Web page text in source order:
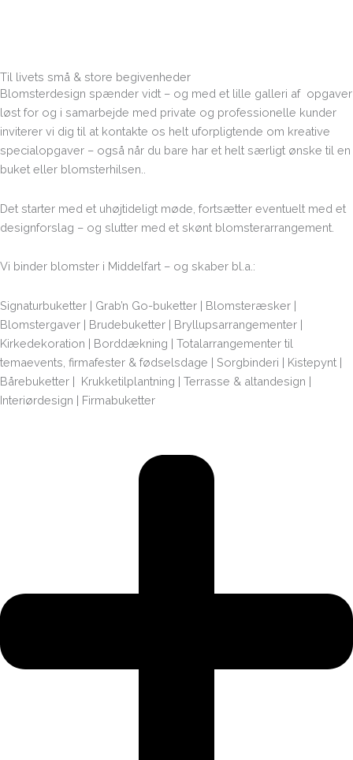
Til livets små & store begivenheder
Blomsterdesign spænder vidt – og med et lille galleri af opgaver
løst for og i samarbejde med private og professionelle kunder
inviterer vi dig til at kontakte os helt uforpligtende om kreative
specialopgaver – også når du bare har et helt særligt ønske til en
buket eller blomsterhilsen..
Det starter med et uhøjtideligt møde, fortsætter eventuelt med et
designforslag – og slutter med et skønt blomsterarrangement.
Vi binder blomster i Middelfart – og skaber bl.a.:
Signaturbuketter | Grab’n Go-buketter | Blomsteræsker |
Blomstergaver | Brudebuketter | Bryllupsarrangementer |
Kirkedekoration | Borddækning | Totalarrangementer til
temaevents, firmafester & fødselsdage | Sorgbinderi | Kistepynt |
Bårebuketter | Krukketilplantning | Terrasse & altandesign |
Interiørdesign | Firmabuketter